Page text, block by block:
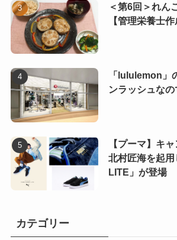
＜第6回＞れん
【管理栄養士
「lululemon」
ンラッシュなの
【プーマ】キ
北村匠海を起
LITE」が登場
カテゴリー